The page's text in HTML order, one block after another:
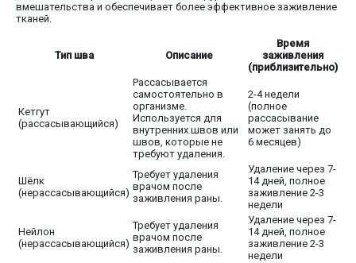
вмешательства и обеспечивает более эффективное заживление
тканей.
Тип шва Описание
Время
заживления
(приблизительно)
Кетгут
(рассасывающийся)
Рассасывается
самостоятельно в
организме.
Используется для
внутренних швов или
швов, которые не
требуют удаления.
2-4 недели
(полное
рассасывание
может занять до
6 месяцев)
Шёлк
(нерассасывающийся)
Требует удаления
врачом после
заживления раны.
Удаление через 7-
14 дней, полное
заживление 2-3
недели
Нейлон
(нерассасывающийся)
Требует удаления
врачом после
заживления раны.
Удаление через 7-
14 дней, полное
заживление 2-3
недели